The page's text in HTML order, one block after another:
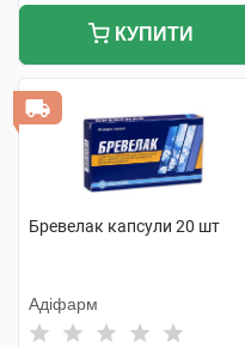
КУПИТИ
Бревелак капсули 20 шт
Адіфарм